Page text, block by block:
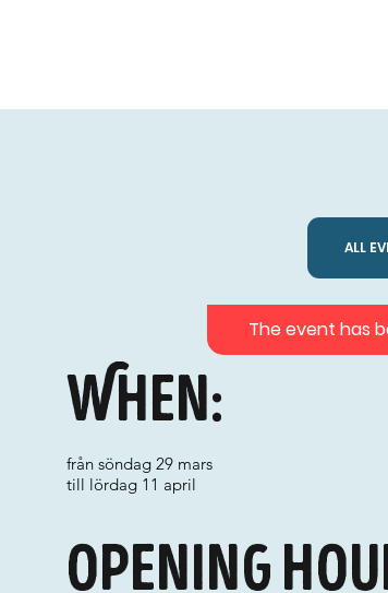
ALL
When:
från söndag 29 mars
till lördag 11 april
Opening
The event has